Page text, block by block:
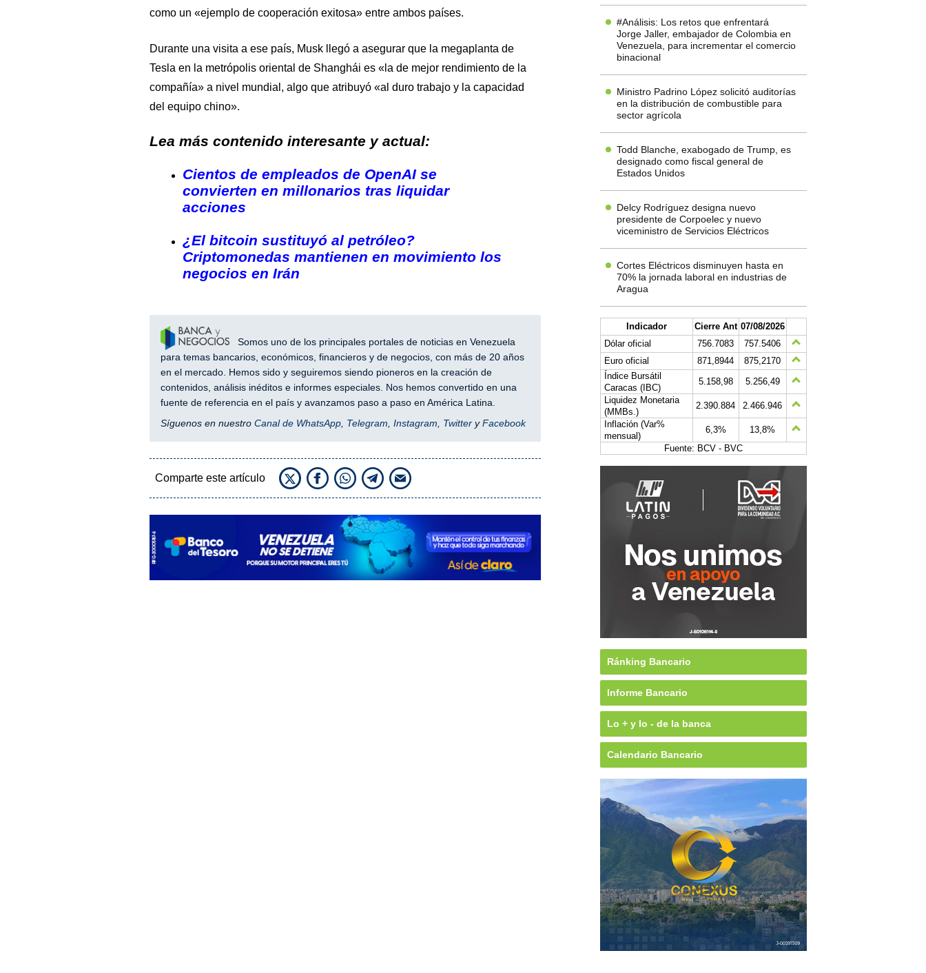
como un «ejemplo de cooperación exitosa» entre ambos países.
Durante una visita a ese país, Musk llegó a asegurar que la megaplanta de
Tesla en la metrópolis oriental de Shanghái es «la de mejor rendimiento de la
compañía» a nivel mundial, algo que atribuyó «al duro trabajo y la capacidad
del equipo chino».
Lea más contenido interesante y actual:
Cientos de empleados de OpenAI se
convierten en millonarios tras liquidar
acciones
¿El bitcoin sustituyó al petróleo?
Criptomonedas mantienen en movimiento los
negocios en Irán
Somos uno de los principales portales de noticias en Venezuela
para temas bancarios, económicos, financieros y de negocios, con más de 20 años
en el mercado. Hemos sido y seguiremos siendo pioneros en la creación de
contenidos, análisis inéditos e informes especiales. Nos hemos convertido en una
fuente de referencia en el país y avanzamos paso a paso en América Latina.
Síguenos en nuestro Canal de WhatsApp, Telegram Instagram TwitteryFacebook
Comparte este artículo
#Análisis: Los retos que enfrentará
Jorge Jaller, embajador de Colombia en
Venezuela, para incrementar el comercio
binacional
Ministro Padrino López solicitó auditorías
en la distribución de combustible para
sector agrícola
Todd Blanche, exabogado de Trump, es
designado como fiscal general de
Estados Unidos
Delcy Rodríguez designa nuevo
presidente de Corpoelec y nuevo
viceministro de Servicios Eléctricos
Cortes Eléctricos disminuyen hasta en
70% la jornada laboral en industrias de
Aragua
Indicador Cierre Ant 07/08/2026
Dólar oficial
756.7083
757.5406
Euro oficial
871,8944
875,2170
Índice Bursátil
Caracas (IBC)
5.158,98
5.256,49
Liquidez Monetaria
(MMBs.)
2.390.884
2.466.946
Inflación (Var%
mensual)
6,3%
13,8%
Fuente: BCV - BVC
Ránking Bancario
Informe Bancario
Lo + y lo - de la banca
Calendario Bancario